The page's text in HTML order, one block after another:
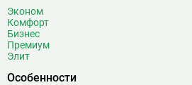
Эконом
Комфорт
Бизнес
Премиум
Элит
Особенности